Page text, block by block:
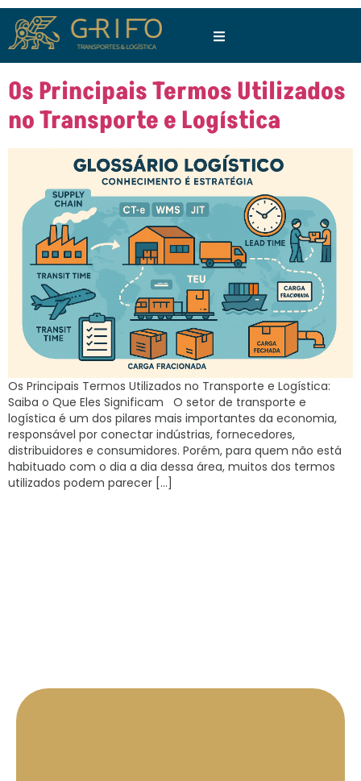
Os Principais Termos Utilizados
no Transporte e Logística
Os Principais Termos Utilizados no Transporte e Logística:
Saiba o Que Eles Significam O setor de transporte e
logística é um dos pilares mais importantes da economia,
responsável por conectar indústrias, fornecedores,
distribuidores e consumidores. Porém, para quem não está
habituado com o dia a dia dessa área, muitos dos termos
utilizados podem parecer […]